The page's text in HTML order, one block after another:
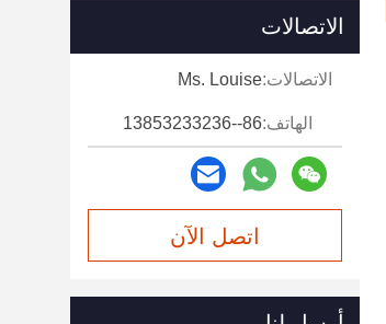
الاتصالات
الاتصالات:Ms. Louise
الهاتف:86--13853233236
اتصل الآن